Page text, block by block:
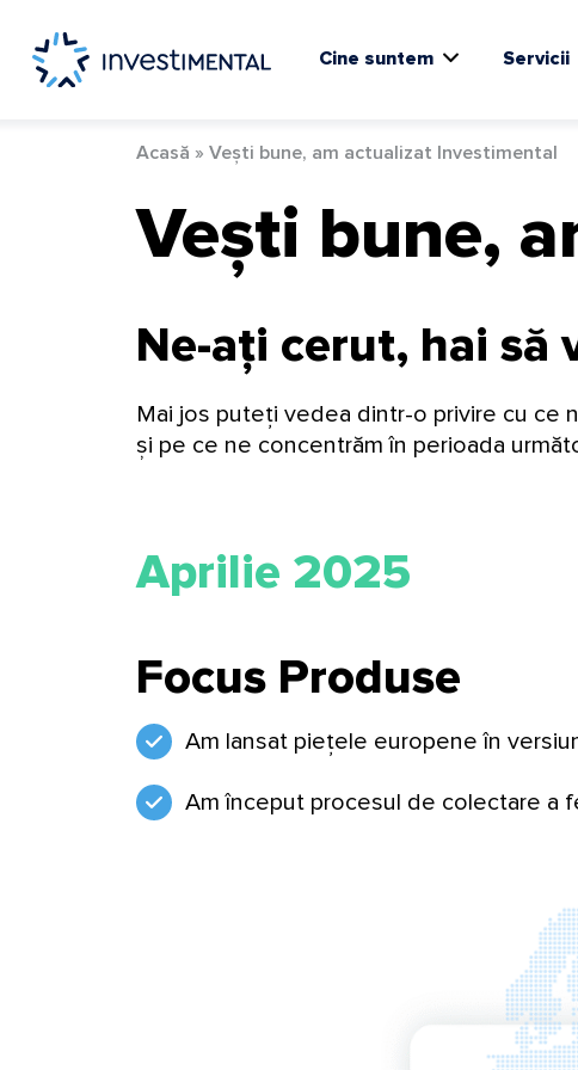
content
Cine suntem Servicii
Acasă » Vești bune, am actualizat Investimental
Vești bune,
Ne-ați cerut, hai să
Mai jos puteți vedea dintr-o privire cu ce
și pe ce ne concentrăm în perioada
Aprilie 2025
Focus Produse
Am lansat piețele europene în
Am început procesul de colectare a